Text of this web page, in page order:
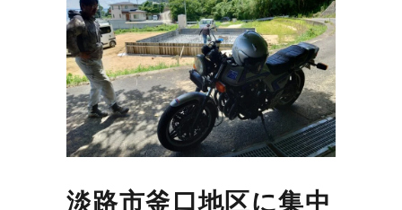
淡路市釜口地区に集中